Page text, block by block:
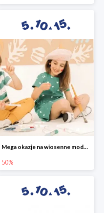
Mega okazje na wiosenne modele w 5.10.15 do -50%
50%